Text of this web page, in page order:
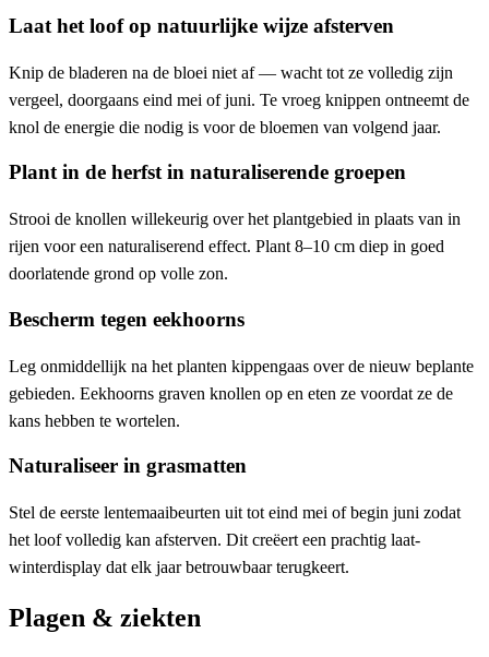
Laat het loof op natuurlijke wijze afsterven
Knip de bladeren na de bloei niet af — wacht tot ze volledig zijn
vergeel, doorgaans eind mei of juni. Te vroeg knippen ontneemt de
knol de energie die nodig is voor de bloemen van volgend jaar.
Plant in de herfst in naturaliserende groepen
Strooi de knollen willekeurig over het plantgebied in plaats van in
rijen voor een naturaliserend effect. Plant 8–10 cm diep in goed
doorlatende grond op volle zon.
Bescherm tegen eekhoorns
Leg onmiddellijk na het planten kippengaas over de nieuw beplante
gebieden. Eekhoorns graven knollen op en eten ze voordat ze de
kans hebben te wortelen.
Naturaliseer in grasmatten
Stel de eerste lentemaaibeurten uit tot eind mei of begin juni zodat
het loof volledig kan afsterven. Dit creëert een prachtig laat-
winterdisplay dat elk jaar betrouwbaar terugkeert.
Plagen & ziekten